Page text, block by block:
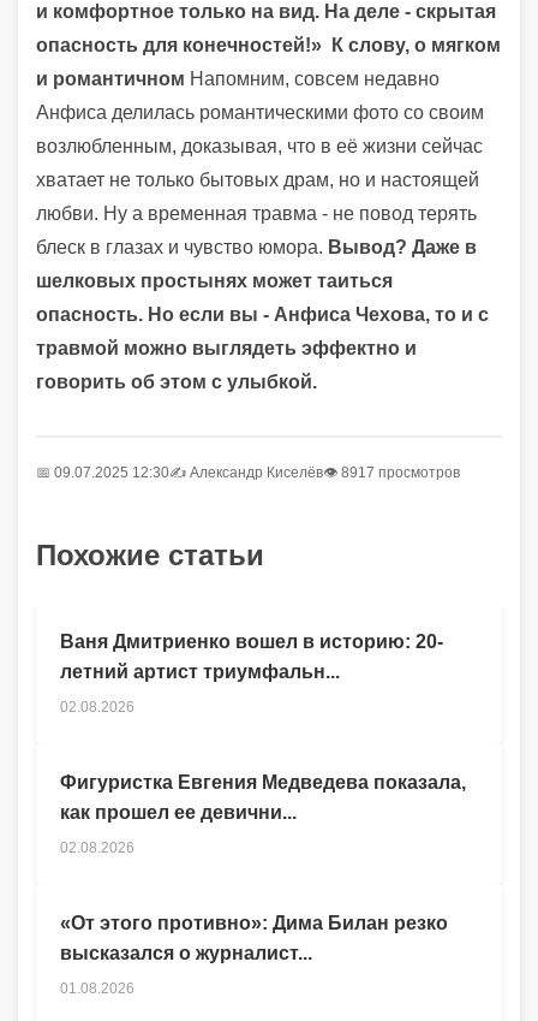
и комфортное только на вид. На деле - скрытая
опасность для конечностей!»
К слову, о мягком
и романтичном Напомним, совсем недавно
Анфиса делилась романтическими фото со своим
возлюбленным, доказывая, что в её жизни сейчас
хватает не только бытовых драм, но и настоящей
любви. Ну а временная травма - не повод терять
блеск в глазах и чувство юмора. Вывод? Даже в
шелковых простынях может таиться
опасность. Но если вы - Анфиса Чехова, то и с
травмой можно выглядеть эффектно и
говорить об этом с улыбкой.
📅 09.07.2025 12:30✍️ Александр Киселёв👁 8917 просмотров
Похожие статьи
Ваня Дмитриенко вошел в историю: 20-
летний артист триумфальн...
02.08.2026
Фигуристка Евгения Медведева показала,
как прошел ее девични...
02.08.2026
«От этого противно»: Дима Билан резко
высказался о журналист...
01.08.2026